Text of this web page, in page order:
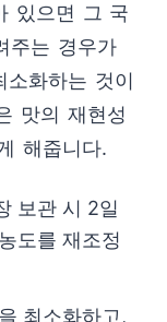
있으면 그 국
주는 경우가
화하는 것이
맛의 재현성
해줍니다.
보관 시 2일
도를 재조정
최소화하고,